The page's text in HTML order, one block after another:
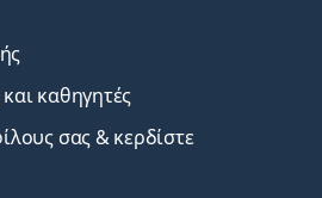
καθηγητές
σας & κερδίστε